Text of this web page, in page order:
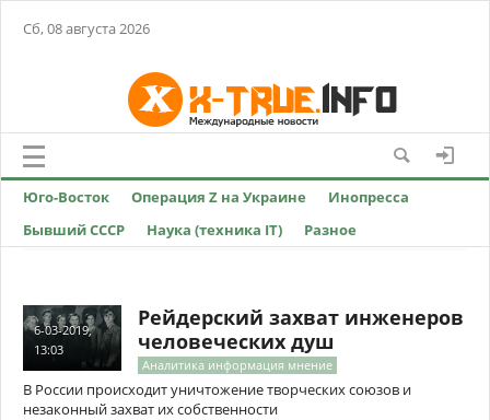
Сб, 08 августа 2026
Юго-Восток Операция Z на Украине
Инопресса
Бывший СССР
Наука (техника IT) Разное
6-03-2019,
13:03
Рейдерский захват инженеров
человеческих душ
Аналитика информация мнение
В России происходит уничтожение творческих союзов и
незаконный захват их собственности